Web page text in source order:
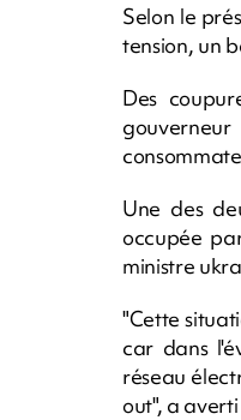
Selon le
tension, un
Des
Une des
occupée
ministre
"Cette
car dans
réseau
out", a